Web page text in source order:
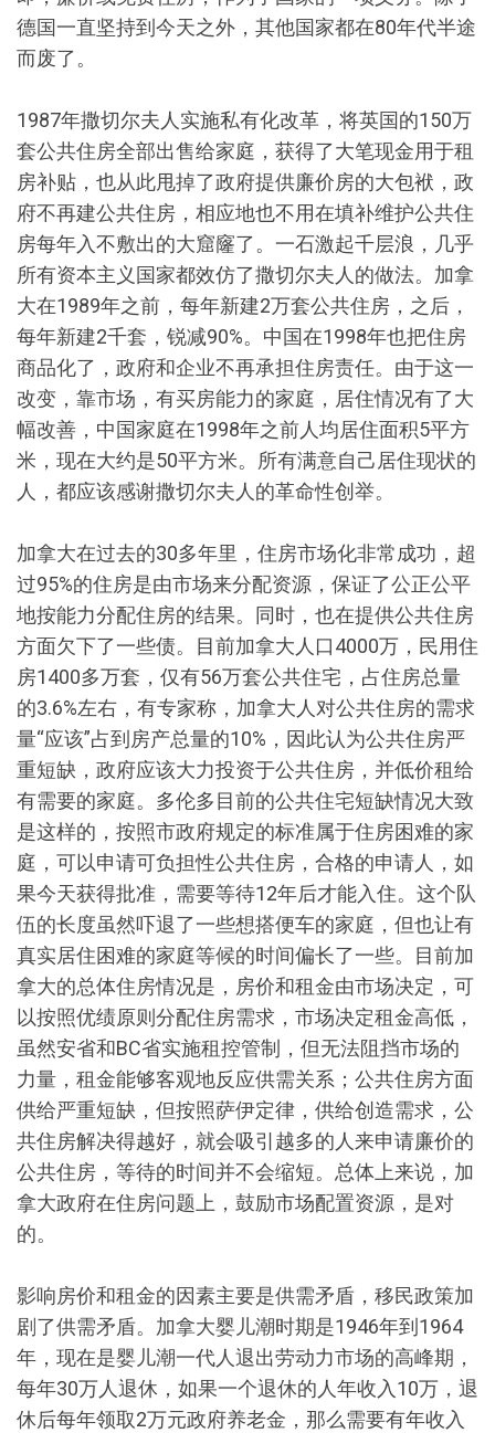
德国一直坚持到今天之外，其他国家都在80年代半途
而废了。
1987年撒切尔夫人实施私有化改革，将英国的150万
套公共住房全部出售给家庭，获得了大笔现金用于租
房补贴，也从此甩掉了政府提供廉价房的大包袱，政
府不再建公共住房，相应地也不用在填补维护公共住
房每年入不敷出的大窟窿了。一石激起千层浪，几乎
所有资本主义国家都效仿了撒切尔夫人的做法。加拿
大在1989年之前，每年新建2万套公共住房，之后，
每年新建2千套，锐减90%。中国在1998年也把住房
商品化了，政府和企业不再承担住房责任。由于这一
改变，靠市场，有买房能力的家庭，居住情况有了大
幅改善，中国家庭在1998年之前人均居住面积5平方
米，现在大约是50平方米。所有满意自己居住现状的
人，都应该感谢撒切尔夫人的革命性创举。
加拿大在过去的30多年里，住房市场化非常成功，超
过95%的住房是由市场来分配资源，保证了公正公平
地按能力分配住房的结果。同时，也在提供公共住房
方面欠下了一些债。目前加拿大人口4000万，民用住
房1400多万套，仅有56万套公共住宅，占住房总量
的3.6%左右，有专家称，加拿大人对公共住房的需求
量“应该”占到房产总量的10%，因此认为公共住房严
重短缺，政府应该大力投资于公共住房，并低价租给
有需要的家庭。多伦多目前的公共住宅短缺情况大致
是这样的，按照市政府规定的标准属于住房困难的家
庭，可以申请可负担性公共住房，合格的申请人，如
果今天获得批准，需要等待12年后才能入住。这个队
伍的长度虽然吓退了一些想搭便车的家庭，但也让有
真实居住困难的家庭等候的时间偏长了一些。目前加
拿大的总体住房情况是，房价和租金由市场决定，可
以按照优绩原则分配住房需求，市场决定租金高低，
虽然安省和BC省实施租控管制，但无法阻挡市场的
力量，租金能够客观地反应供需关系；公共住房方面
供给严重短缺，但按照萨伊定律，供给创造需求，公
共住房解决得越好，就会吸引越多的人来申请廉价的
公共住房，等待的时间并不会缩短。总体上来说，加
拿大政府在住房问题上，鼓励市场配置资源，是对
的。
影响房价和租金的因素主要是供需矛盾，移民政策加
剧了供需矛盾。加拿大婴儿潮时期是1946年到1964
年，现在是婴儿潮一代人退出劳动力市场的高峰期，
每年30万人退休，如果一个退休的人年收入10万，退
休后每年领取2万元政府养老金，那么需要有年收入